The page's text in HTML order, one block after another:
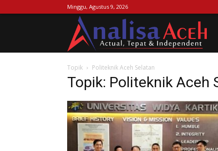
Minggu, Agustus 9, 2026
Topik Politeknik Aceh Selatan
Topik: Politeknik Aceh